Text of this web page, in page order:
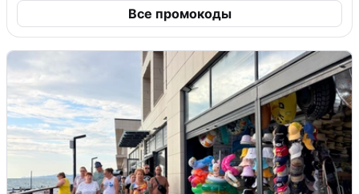
Все промокоды